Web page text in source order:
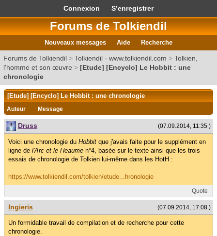
Connexion S’enregistrer
Forums de Tolkiendil
Nouveaux messages Aide Recherche
Forums de Tolkiendil > Tolkiendil - www.tolkiendil.com > Tolkien,
l'homme et son œuvre > [Etude] [Encyclo] Le Hobbit : une
chronologie
[Etude] [Encyclo] Le Hobbit : une chronologie
Auteur Message
(07.09.2014, 11:35 )
Druss
Voici une chronologie du Hobbit que j'avais faite pour le supplément en
ligne de l'Arc et le Heaume n°4, basée sur le texte ainsi que les trois
essais de chronologie de Tolkien lui-même dans les HotH :
https://www.tolkiendil.com/tolkien/etude...hronologie
Quote
(07.09.2014, 17:08 )
Ingieris
Un formidable travail de compilation et de recherche pour cette
chronologie.